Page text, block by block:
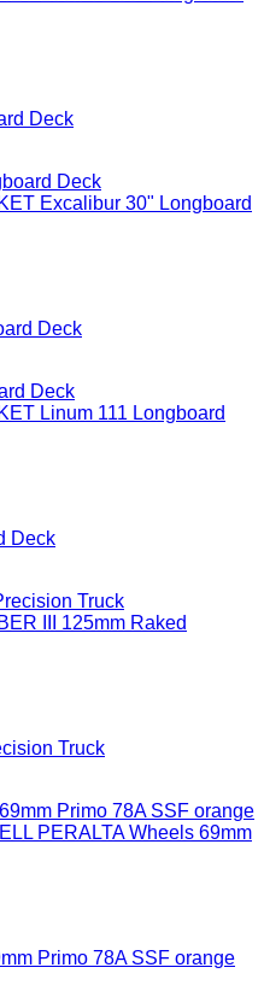
Deck
Deck
Deck
Truck
Primo 78A SSF orange